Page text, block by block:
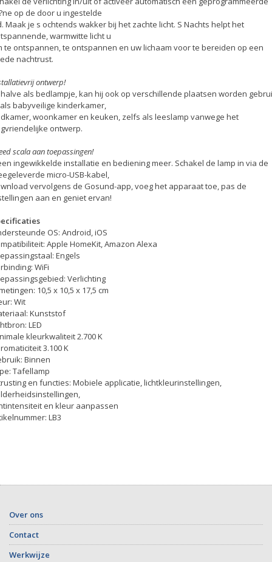
op de door u ingestelde
Maak je s ochtends wakker bij het zachte licht. S Nachts helpt het
warmwitte licht u
te ontspannen, te ontspannen en uw lichaam voor te bereiden op een
nachtrust.
ontwerp!
als bedlampje, kan hij ook op verschillende plaatsen worden
babyveilige kinderkamer,
woonkamer en keuken, zelfs als leeslamp vanwege het
ontwerp.
scala aan toepassingen!
ingewikkelde installatie en bediening meer. Schakel de lamp in via de
micro-USB-kabel,
vervolgens de Gosund-app, voeg het apparaat toe, pas de
aan en geniet ervan!
OS: Android, iOS
Apple HomeKit, Amazon Alexa
Engels
WiFi
Verlichting
10,5 x 10,5 x 17,5 cm
Wit
Kunststof
LED
kleurkwaliteit 2.700 K
3.100 K
Binnen
Tafellamp
en functies: Mobiele applicatie, lichtkleurinstellingen,
en kleur aanpassen
LB3
Over ons
Contact
Werkwijze